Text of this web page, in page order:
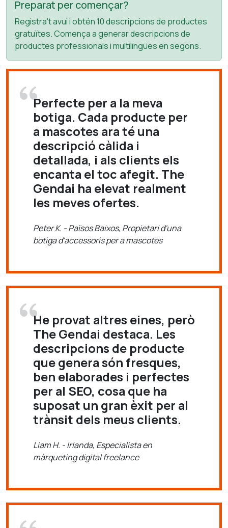
Preparat per començar?
Registra't avui i obtén 10 descripcions de productes
gratuïtes. Comença a generar descripcions de
productes professionals i multilingües en segons.
Perfecte per a la meva
botiga. Cada producte per
a mascotes ara té una
descripció càlida i
detallada, i als clients els
encanta el toc afegit. The
Gendai ha elevat realment
les meves ofertes.
Peter K. - Països Baixos, Propietari d'una
botiga d'accessoris per a mascotes
He provat altres eines, però
The Gendai destaca. Les
descripcions de producte
que genera són fresques,
ben elaborades i perfectes
per al SEO, cosa que ha
suposat un gran èxit per al
trànsit dels meus clients.
Liam H. - Irlanda, Especialista en
màrqueting digital freelance